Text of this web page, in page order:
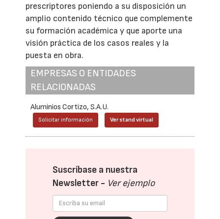
prescriptores poniendo a su disposición un
amplio contenido técnico que complemente
su formación académica y que aporte una
visión práctica de los casos reales y la
puesta en obra.
EMPRESAS O ENTIDADES
RELACIONADAS
Aluminios Cortizo, S.A.U.
Solicitar información Ver stand virtual
Suscríbase a nuestra
Newsletter - Ver ejemplo